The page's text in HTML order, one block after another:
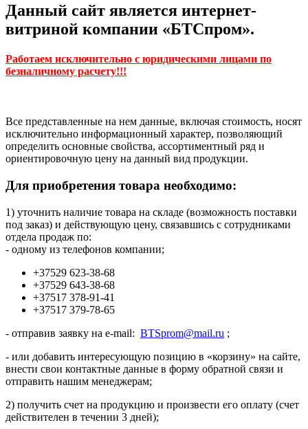
Данный сайт является интернет-
витриной компании «БТСпром».
Работаем исключительно с юридическими лицами по
безналичному расчету!!!
Все представленные на нем данные, включая стоимость, носят
исключительно информационный характер, позволяющий
определить основные свойства, ассортиментный ряд и
ориентировочную цену на данный вид продукции.
Для приобретения товара необходимо:
1) уточнить наличие товара на складе (возможность поставки
под заказ) и действующую цену, связавшись с сотрудниками
отдела продаж по:
- одному из телефонов компании;
+37529 623-38-68
+37529 643-38-68
+37517 378-91-41
+37517 379-78-65
- отправив заявку на e-mail: BTSprom@mail.ru ;
- или добавить интересующую позицию в «корзину» на сайте,
внести свои контактные данные в форму обратной связи и
отправить нашим менеджерам;
2) получить счет на продукцию и произвести его оплату (счет
действителен в течении 3 дней);